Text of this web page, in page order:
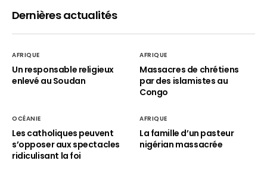
Dernières actualités
AFRIQUE
Un responsable religieux
enlevé au Soudan
AFRIQUE
Massacres de chrétiens
par des islamistes au
Congo
OCÉANIE
Les catholiques peuvent
s’opposer aux spectacles
ridiculisant la foi
AFRIQUE
La famille d’un pasteur
nigérian massacrée